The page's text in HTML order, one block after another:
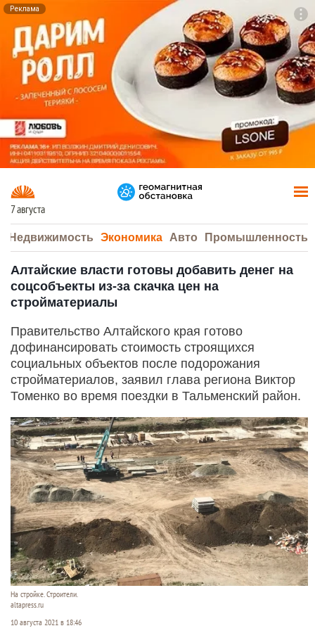
Реклама
7 августа
Недвижимость Экономика Авто Промышленность
Алтайские власти готовы добавить денег на
соцсобъекты из-за скачка цен на
стройматериалы
Правительство Алтайского края готово
дофинансировать стоимость строящихся
социальных объектов после подорожания
стройматериалов, заявил глава региона Виктор
Томенко во время поездки в Тальменский район.
На стройке. Строители.
altapress.ru
10 августа 2021 в 18:46